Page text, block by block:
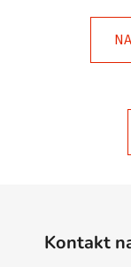
Kontakt